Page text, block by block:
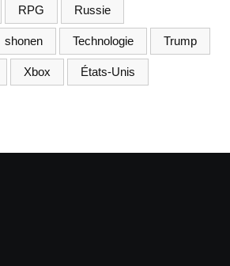
RPG Russie
shonen Technologie Trump
Xbox États-Unis